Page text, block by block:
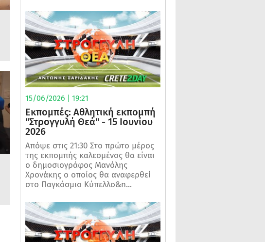
15/06/2026 | 19:21
Εκπομπές: Αθλητική εκπομπή
"Στρογγυλή Θεά" - 15 Ιουνίου
2026
Απόψε στις 21:30 Στο πρώτο μέρος
της εκπομπής καλεσμένος θα είναι
ο δημοσιογράφος Μανόλης
Χρονάκης ο οποίος θα αναφερθεί
στο Παγκόσμιο Κύπελλο&n...